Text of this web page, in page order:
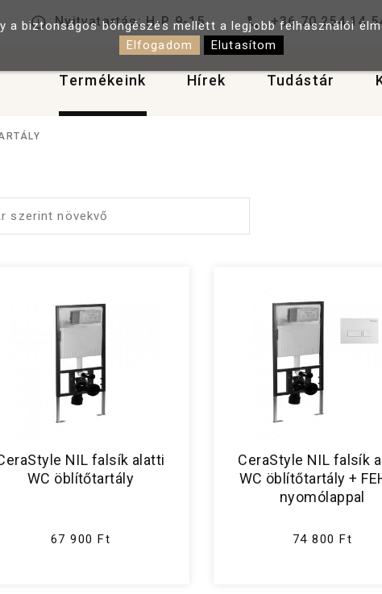
Nyitvatartás: H-P 9-15 +36 70 254 14
Termékeink Hírek Tudástár
NIL falsík alatti
WC öblítőtartály
67 900 Ft
CeraStyle NIL falsík
WC öblítőtartály +
nyomólappal
74 800 Ft
a biztonságos böngészés mellett a legjobb felhasználói
Elfogadom
Elutasítom